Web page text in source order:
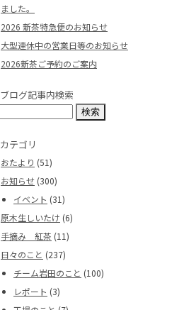
ました。
2026 新茶特急便のお知らせ
大型連休中の営業日等のお知らせ
2026新茶ご予約のご案内
ブログ記事内検索
カテゴリ
おたより (51)
お知らせ (300)
イベント (31)
原木生しいたけ (6)
手摘み 紅茶 (11)
日々のこと (237)
チーム岩田のこと (100)
レポート (3)